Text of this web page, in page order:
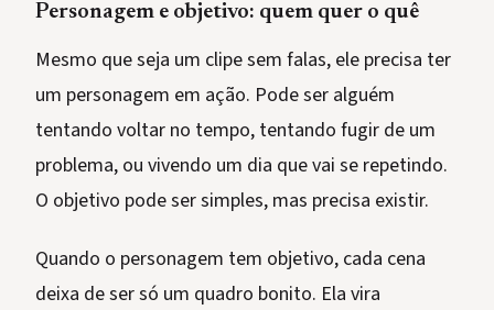
Personagem e objetivo: quem quer o quê
Mesmo que seja um clipe sem falas, ele precisa ter
um personagem em ação. Pode ser alguém
tentando voltar no tempo, tentando fugir de um
problema, ou vivendo um dia que vai se repetindo.
O objetivo pode ser simples, mas precisa existir.
Quando o personagem tem objetivo, cada cena
deixa de ser só um quadro bonito. Ela vira